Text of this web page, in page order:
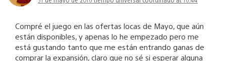
Compré el juego en las ofertas locas de Mayo, que aún
están disponibles, y apenas lo he empezado pero me
está gustando tanto que me están entrando ganas de
comprar la expansión, claro que no sé si esperar alguna